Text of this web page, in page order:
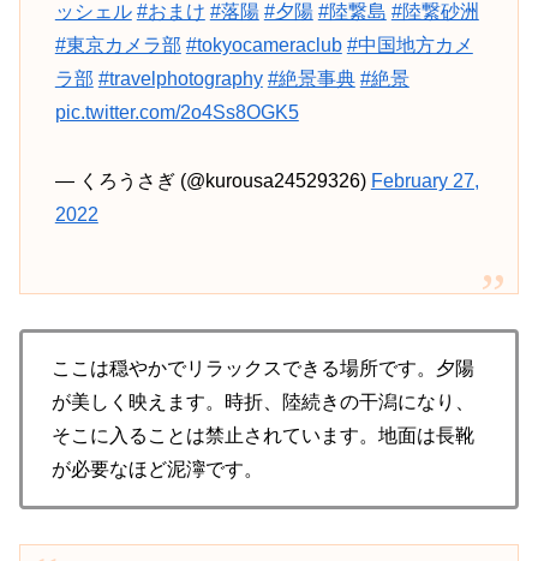
ッシェル #おまけ #落陽 #夕陽 #陸繋島 #陸繋砂洲
#東京カメラ部 #tokyocameraclub #中国地方カメ
ラ部 #travelphotography #絶景事典 #絶景
pic.twitter.com/2o4Ss8OGK5
— くろうさぎ (@kurousa24529326) February 27,
2022
ここは穏やかでリラックスできる場所です。夕陽
が美しく映えます。時折、陸続きの干潟になり、
そこに入ることは禁止されています。地面は長靴
が必要なほど泥濘です。